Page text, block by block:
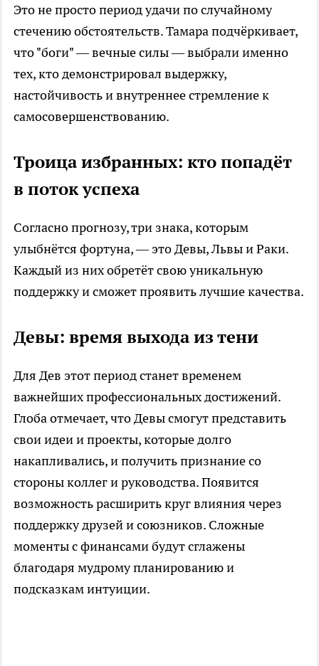
Это не просто период удачи по случайному
стечению обстоятельств. Тамара подчёркивает,
что "боги" — вечные силы — выбрали именно
тех, кто демонстрировал выдержку,
настойчивость и внутреннее стремление к
самосовершенствованию.
Троица избранных: кто попадёт
в поток успеха
Согласно прогнозу, три знака, которым
улыбнётся фортуна, — это Девы, Львы и Раки.
Каждый из них обретёт свою уникальную
поддержку и сможет проявить лучшие качества.
Девы: время выхода из тени
Для Дев этот период станет временем
важнейших профессиональных достижений.
Глоба отмечает, что Девы смогут представить
свои идеи и проекты, которые долго
накапливались, и получить признание со
стороны коллег и руководства. Появится
возможность расширить круг влияния через
поддержку друзей и союзников. Сложные
моменты с финансами будут сглажены
благодаря мудрому планированию и
подсказкам интуиции.